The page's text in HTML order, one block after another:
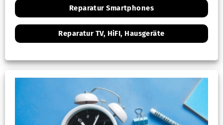
Reparatur Smartphones
Reparatur TV, HiFI, Hausgeräte